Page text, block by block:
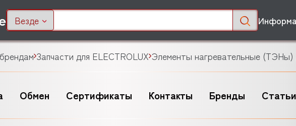
Везде
Запчасти для ELECTROLUX Элементы нагревательные (ТЭНы)
Обмен Сертификаты Контакты Бренды Статьи